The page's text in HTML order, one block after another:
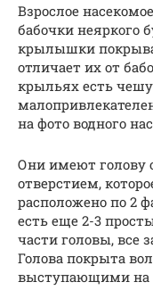
Взрослое
бабочки неяркого
крылышки
отличает их от
крыльях есть
на фото водного
Они имеют голову
отверстием,
расположено по 2
есть еще 2-3
части головы, все
Голова покрыта
выступающими на